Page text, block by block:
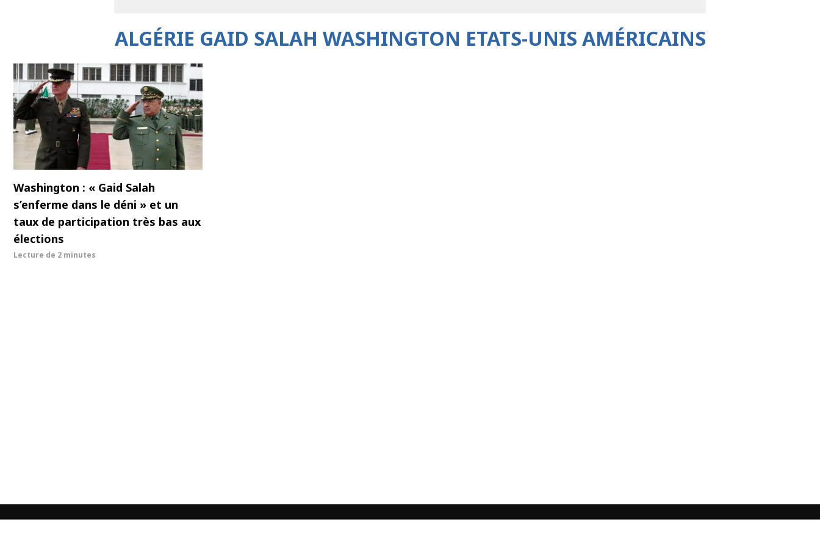
ALGÉRIE GAID SALAH WASHINGTON ETATS-UNIS AMÉRICAINS
Washington : « Gaid Salah
s’enferme dans le déni » et un
taux de participation très bas aux
élections
Lecture de 2 minutes